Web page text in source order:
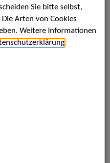
als PDF speichern
Sie bitte selbst,
Die Arten von Cookies
Weitere Informationen